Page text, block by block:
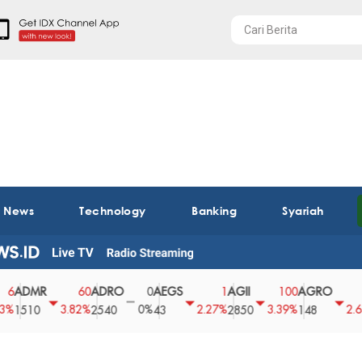
Technology Banking Syariah
60
3.82%
ADRO
2540
0
0%
AEGS
2.27% 2850
100
3.39%
AGRO
148
2.63% 62